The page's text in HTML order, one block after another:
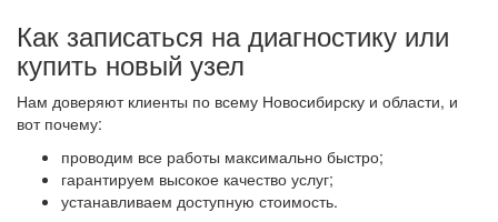
Как записаться на диагностику или
купить новый узел
Нам доверяют клиенты по всему Новосибирску и области, и
вот почему:
проводим все работы максимально быстро;
гарантируем высокое качество услуг;
устанавливаем доступную стоимость.